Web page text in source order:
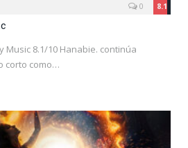
8.1
0
Music 8.1/10 Hanabie. continúa
corto como…